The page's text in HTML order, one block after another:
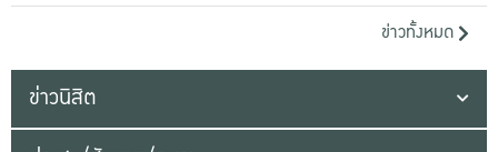
ข่าวทั้งหมด
ข่าวนิสิต